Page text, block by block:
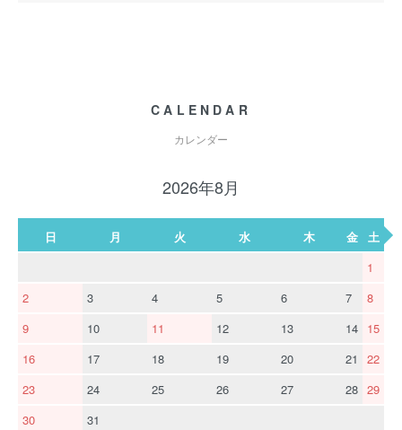
CALENDAR
カレンダー
2026年8月
日 月 火 水 木 金
土
1
2
3 4 5 6 7
8
9
10 11 12 13 14 15
16
17 18 19 20 21
22
23
24 25 26 27 28 29
30
31